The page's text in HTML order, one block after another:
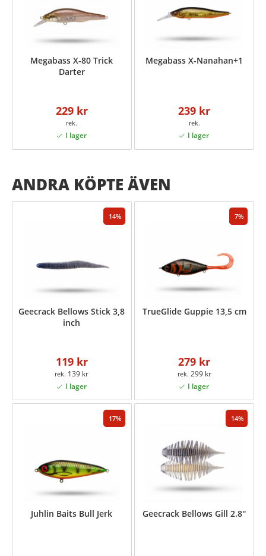
Megabass X-80 Trick
Darter
229 kr
Megabass X-Nanahan+1
239 kr
ANDRA KÖPTE ÄVEN
14
Geecrack Bellows Stick 3,8
inch
119 kr
139 kr
7
TrueGlide Guppie 13,5 cm
279 kr
299 kr
17
Juhlin Baits Bull Jerk
14
Geecrack Bellows Gill 2.8''